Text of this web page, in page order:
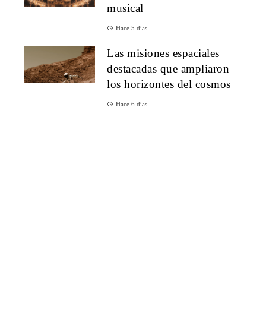
musical
Hace 5 días
Las misiones espaciales
destacadas que ampliaron
los horizontes del cosmos
Hace 6 días